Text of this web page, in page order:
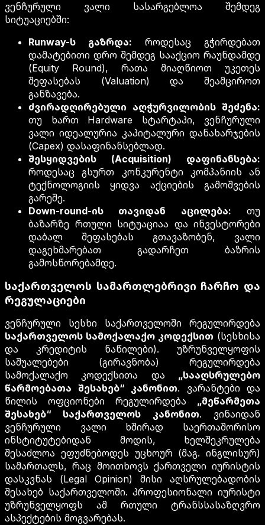
ვენჩურული ვალი სასარგებლოა შემდეგ
სიტუაციებში:
Runway-ს გაზრდა: როდესაც გჭირდებათ
დამატებითი დრო შემდეგ სააქციო რაუნდამდე
(Equity Round), რათა მიაღწიოთ უკეთეს
შეფასებას (Valuation) და შეამციროთ
განზავება.
ძვირადღირებული აღჭურვილობის შეძენა:
თუ ხართ Hardware სტარტაპი, ვენჩურული
ვალი იდეალურია კაპიტალური დანახარჯების
(Capex) დასაფინანსებლად.
შესყიდვების (Acquisition) დაფინანსება:
როდესაც გსურთ კონკურენტი კომპანიის ან
ტექნოლოგიის ყიდვა აქციების გამოშვების
გარეშე.
Down-round-ის თავიდან აცილება: თუ
ბაზარზე რთული სიტუაციაა და ინვესტორები
დაბალ შეფასებას გთავაზობენ, ვალი
დაგეხმარებათ გადარჩეთ ბაზრის
გამოსწორებამდე.
საქართველოს სამართლებრივი ჩარჩო და
რეგულაციები
ვენჩურული სესხი საქართველოში რეგულირდება
საქართველოს სამოქალაქო კოდექსით (სესხისა
და კრედიტის ნაწილები). უზრუნველყოფის
საშუალებები (გირავნობა) რეგულირდება
სამოქალაქო კოდექსითა და „სააღსრულებო
წარმოებათა შესახებ“ კანონით. ვარანტები და
წილის ოფციონები რეგულირდება „მეწარმეთა
შესახებ“ საქართველოს კანონით. ვინაიდან
ვენჩურული ვალი ხშირად საერთაშორისო
ინსტიტუტებიდან მოდის, ხელშეკრულება
შესაძლოა ეფუძნებოდეს უცხოურ (მაგ. ინგლისურ)
სამართალს, რაც მოითხოვს ქართველი იურისტის
დასკვნას (Legal Opinion) მისი აღსრულებადობის
შესახებ საქართველოში. პროფესიონალი იურისტი
უზრუნველყოფს ამ რთული ტრანსსასაზღვრო
ასპექტების მოგვარებას.